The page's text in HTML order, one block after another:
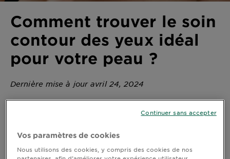
SERVICES
DIAGNOSTICS
NOS
ENGAGEMENTS
Au coeur
de
Comment trouver le soin
contour des yeux idéal
pour votre peau ?
Dernière mise à jour avril 24, 2024
est un parcours parfois compliqué tant le monde de
la dermo-cosmétique est vaste et où chaque
produit promet de traiter ou de camoufler les
Vos paramètres de cookies
Nous utilisons des cookies, y compris des cookies de nos
Continuer sans accepter